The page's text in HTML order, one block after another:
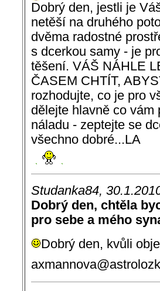
Dobrý den, jestli je
netěší na druhého
dvěma radostné
s dcerkou samy - je
těšení. VÁŠ NÁHLE
ČASEM CHTÍT,
rozhodujte, co je pro
dělejte hlavně co vám
náladu - zeptejte se
všechno dobré...LA
Studanka84,
Dobrý den, chtěla
pro sebe a mého
Dobrý den, kvůli